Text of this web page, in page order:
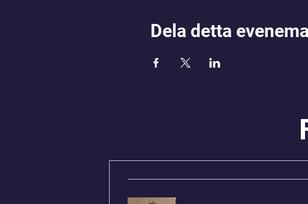
Dela detta